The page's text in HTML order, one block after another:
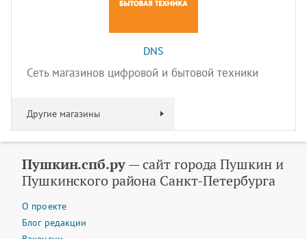
DNS
Сеть магазинов цифровой и бытовой техники
Другие магазины
Пушкин.спб.ру— сайт города Пушкин и
Пушкинского района Санкт-Петербурга
О проекте
Блог редакции